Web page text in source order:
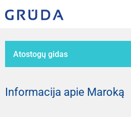
Atostogų gidas
Informacija apie Maroką